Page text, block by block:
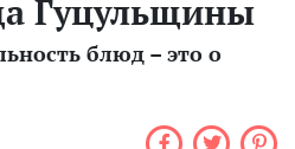
Гуцульщины
блюд – это о